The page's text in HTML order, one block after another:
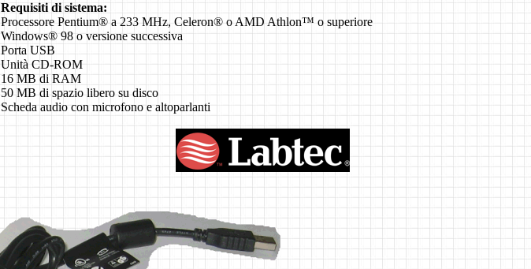
Requisiti di sistema:
Processore Pentium® a 233 MHz, Celeron® o AMD Athlon™ o superiore
Windows® 98 o versione successiva
Porta USB
Unità CD-ROM
16 MB di RAM
50 MB di spazio libero su disco
Scheda audio con microfono e altoparlanti